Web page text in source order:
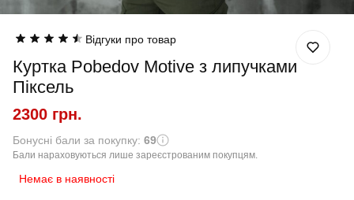
Відгуки про товар
Куртка Pobedov Motive з липучками
Піксель
2300 грн.
Бонусні бали за покупку: 69
Бали нараховуються лише зареєстрованим покупцям.
Немає в наявності